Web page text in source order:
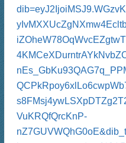
VuKRQfQrcKnP-